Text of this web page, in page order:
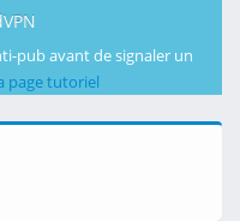
pub avant de signaler un
page tutoriel